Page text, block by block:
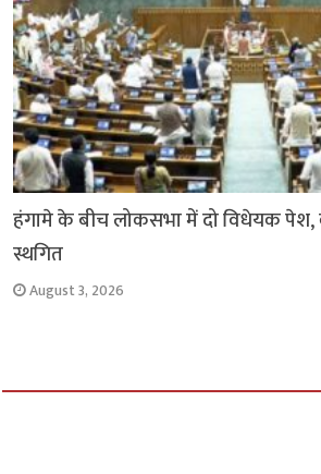
हंगामे के बीच लोकसभा में दो विधेयक पेश,
स्थगित
August 3, 2026